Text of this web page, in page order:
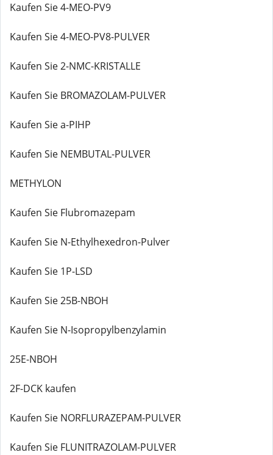
Kaufen Sie 4-MEO-PV9
Kaufen Sie 4-MEO-PV8-PULVER
Kaufen Sie 2-NMC-KRISTALLE
Kaufen Sie BROMAZOLAM-PULVER
Kaufen Sie a-PIHP
Kaufen Sie NEMBUTAL-PULVER
METHYLON
Kaufen Sie Flubromazepam
Kaufen Sie N-Ethylhexedron-Pulver
Kaufen Sie 1P-LSD
Kaufen Sie 25B-NBOH
Kaufen Sie N-Isopropylbenzylamin
25E-NBOH
2F-DCK kaufen
Kaufen Sie NORFLURAZEPAM-PULVER
Kaufen Sie FLUNITRAZOLAM-PULVER